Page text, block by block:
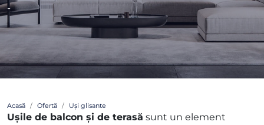
-
Acasă Ofertă Uși glisante
Ușile de balcon și de terasă sunt un element